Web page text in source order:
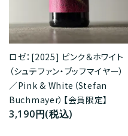
ロゼ：[2025] ピンク＆ホワイト
（シュテファン・ブッフマイヤー）
／Pink & White（Stefan
Buchmayer）【会員限定】
3,190円(税込)